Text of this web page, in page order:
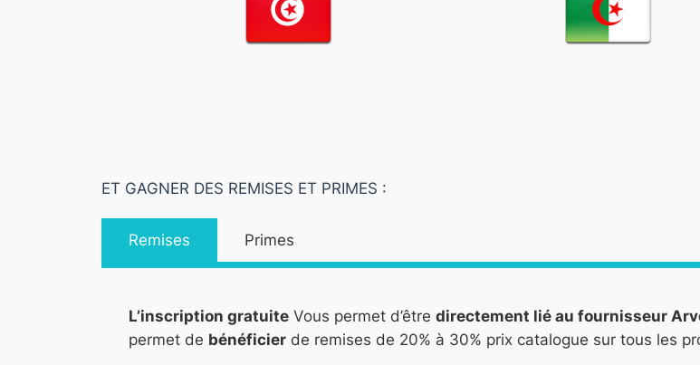
ET GAGNER DES REMISES ET PRIMES :
Remises Primes
L’inscription gratuite Vous permet d’être directement lié au fournisseur
permet de bénéficier de remises de 20% à 30% prix catalogue sur tous les